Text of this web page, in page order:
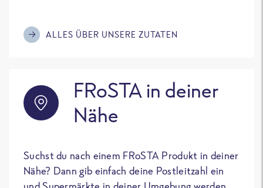
ALLES ÜBER UNSERE ZUTATEN
FRoSTA in deiner
Nähe
Suchst du nach einem FRoSTA Produkt in deiner
Nähe? Dann gib einfach deine Postleitzahl ein